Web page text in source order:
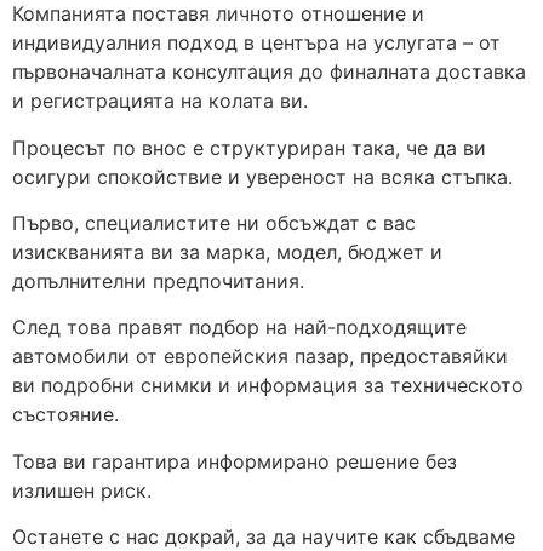
Компанията поставя личното отношение и
индивидуалния подход в центъра на услугата – от
първоначалната консултация до финалната доставка
и регистрацията на колата ви.
Процесът по внос е структуриран така, че да ви
осигури спокойствие и увереност на всяка стъпка.
Първо, специалистите ни обсъждат с вас
изискванията ви за марка, модел, бюджет и
допълнителни предпочитания.
След това правят подбор на най-подходящите
автомобили от европейския пазар, предоставяйки
ви подробни снимки и информация за техническото
състояние.
Това ви гарантира информирано решение без
излишен риск.
Останете с нас докрай, за да научите как сбъдваме